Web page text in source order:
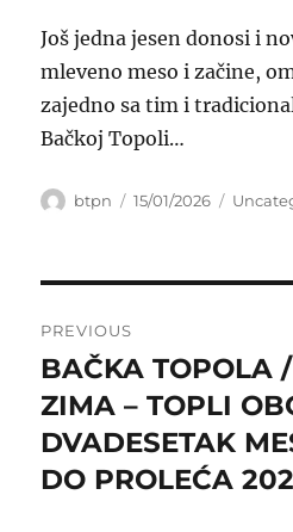
Još jedna jesen donosi i
mleveno meso i začine,
zajedno sa tim i
Bačkoj Topoli…
Author
btpn
Posted
15/01/2026
navigation
PREVIOUS
Previous
post:
BAČKA TOPOLA
ZIMA – TOPLI
DVADESETAK
DO PROLEĆA